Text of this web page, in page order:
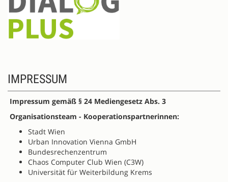
IMPRESSUM
Impressum gemäß § 24 Mediengesetz Abs. 3
Organisationsteam - Kooperationspartnerinnen:
Stadt Wien
Urban Innovation Vienna GmbH
Bundesrechenzentrum
Chaos Computer Club Wien (C3W)
Universität für Weiterbildung Krems